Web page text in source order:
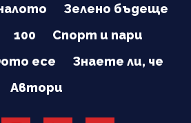
Зелено бъдеще
100
Спорт и пари
есе
Знаете ли, че
Автори